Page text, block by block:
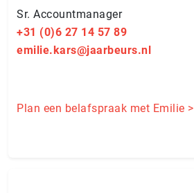
Sr. Ac­count­ma­na­ger
+31 (0)6 27 14 57 89
emilie.kars@jaarbeurs.nl
Plan een belafspraak met Emilie >